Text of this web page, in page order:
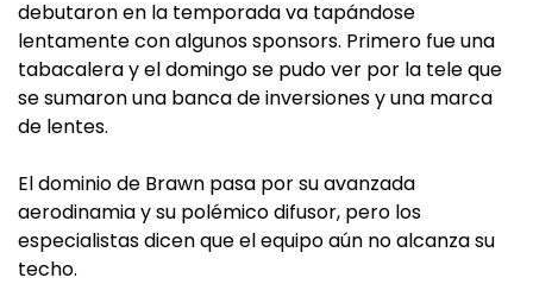
debutaron en la temporada va tapándose
lentamente con algunos sponsors. Primero fue una
tabacalera y el domingo se pudo ver por la tele que
se sumaron una banca de inversiones y una marca
de lentes.
El dominio de Brawn pasa por su avanzada
aerodinamia y su polémico difusor, pero los
especialistas dicen que el equipo aún no alcanza su
techo.